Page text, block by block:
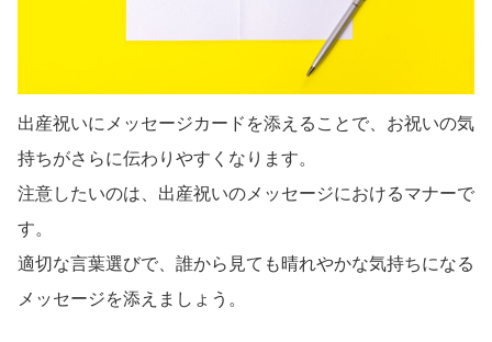
出産祝いにメッセージカードを添えることで、お祝いの気
持ちがさらに伝わりやすくなります。
注意したいのは、出産祝いのメッセージにおけるマナーで
す。
適切な言葉選びで、誰から見ても晴れやかな気持ちになる
メッセージを添えましょう。